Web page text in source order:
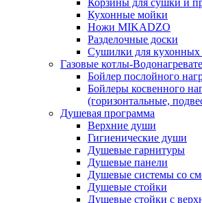
Корзины для сушки и
Кухонные мойки
Ножи MIKADZO
Разделочные доски
Сушилки для кухонных
Газовые котлы-
Бойлер послойного
Бойлеры косвенного
(горизонтальные,
Душевая программа
Верхние души
Гигиенические души
Душевые гарнитуры
Душевые панели
Душевые системы со
Душевые стойки
Душевые стойки с